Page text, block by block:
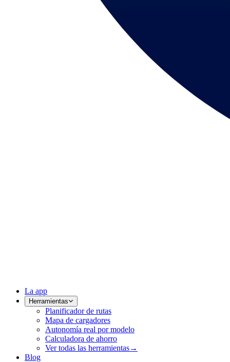
La app
Herramientas
Planificador de rutas
Mapa de cargadores
Autonomía real por modelo
Calculadora de ahorro
Ver todas las herramientas→
Blog